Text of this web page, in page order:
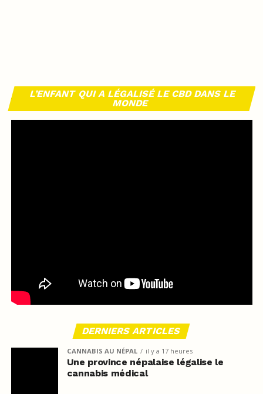
L’ENFANT QUI A LÉGALISÉ LE CBD DANS LE
MONDE
DERNIERS ARTICLES
CANNABIS AU NÉPAL il y a 17 heures
Une province népalaise légalise le
cannabis médical